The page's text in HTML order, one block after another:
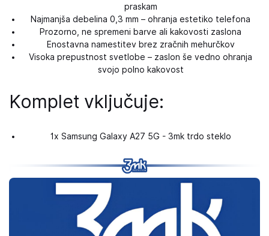
praskam
Najmanjša debelina 0,3 mm – ohranja estetiko telefona
Prozorno, ne spremeni barve ali kakovosti zaslona
Enostavna namestitev brez zračnih mehurčkov
Visoka prepustnost svetlobe – zaslon še vedno ohranja
svojo polno kakovost
Komplet vključuje:
1x Samsung Galaxy A27 5G - 3mk trdo steklo